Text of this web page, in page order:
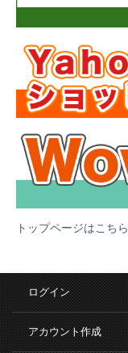
トップページはこちら
ログイン
アカウント作成